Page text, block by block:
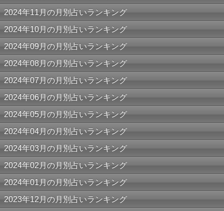
2024年11月の月別占いランキング
2024年10月の月別占いランキング
2024年09月の月別占いランキング
2024年08月の月別占いランキング
2024年07月の月別占いランキング
2024年06月の月別占いランキング
2024年05月の月別占いランキング
2024年04月の月別占いランキング
2024年03月の月別占いランキング
2024年02月の月別占いランキング
2024年01月の月別占いランキング
2023年12月の月別占いランキング